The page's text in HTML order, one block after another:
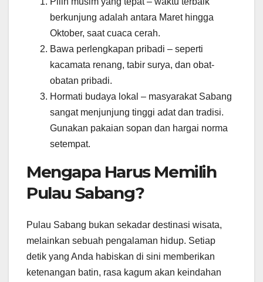
berkunjung adalah antara Maret hingga
Oktober, saat cuaca cerah.
Bawa perlengkapan pribadi – seperti
kacamata renang, tabir surya, dan obat-
obatan pribadi.
Hormati budaya lokal – masyarakat Sabang
sangat menjunjung tinggi adat dan tradisi.
Gunakan pakaian sopan dan hargai norma
setempat.
Mengapa Harus Memilih
Pulau Sabang?
Pulau Sabang bukan sekadar destinasi wisata,
melainkan sebuah pengalaman hidup. Setiap
detik yang Anda habiskan di sini memberikan
ketenangan batin, rasa kagum akan keindahan